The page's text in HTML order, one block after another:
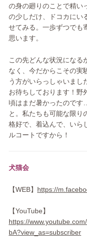
の身の廻りのことで精い
の少しだけ、ドコカにい
せてみる。一歩ずつでも
思います。
この先どんな状況になる
なく、今だからこその実
う方がいらっしゃいまし
お待ちしております！野
頃はまだ暑かったのです
と。私たちも可能な限り
格好で、着込んで、いら
ルコートですから！
犬猫会
【WEB】 https://
【YouTube】
https://
bA?view_as=subscriber